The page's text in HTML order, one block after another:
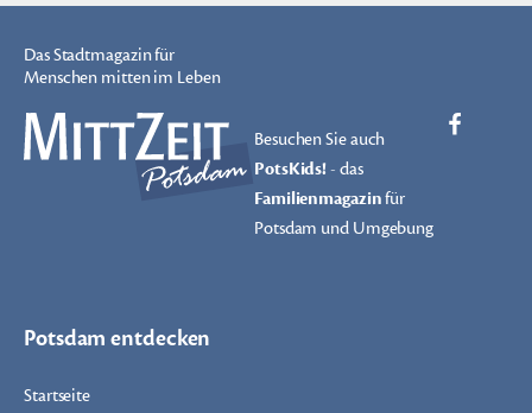
Das Stadtmagazin für
Menschen mitten im Leben
Besuchen Sie auch
PotsKids!- das
Familienmagazinfür
Potsdam und Umgebung
Potsdam entdecken
Startseite